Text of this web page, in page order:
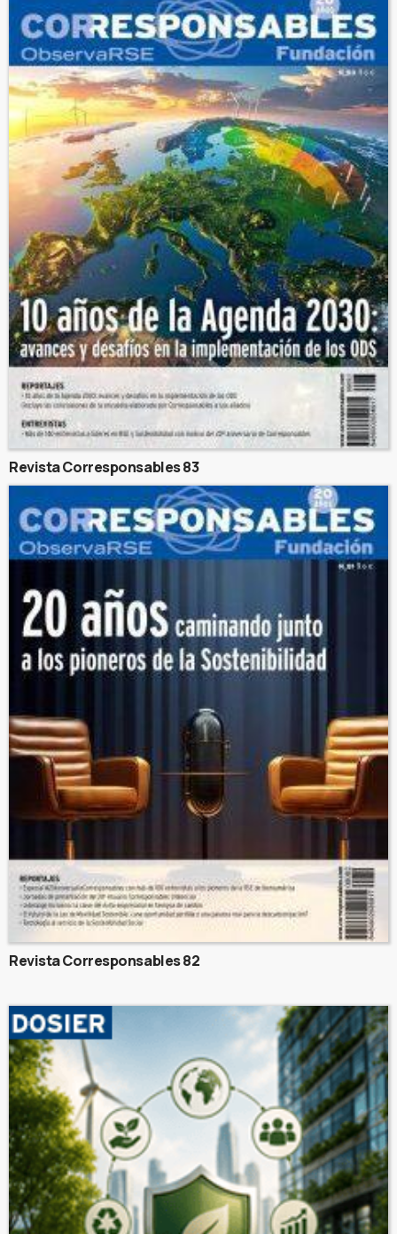
Revista Corresponsables 83
Revista Corresponsables 82